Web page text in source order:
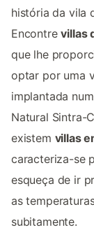
história da vila
Encontrevillas
que lhe
optar por uma
implantada
Natural Sintra-
existem villas
caracteriza-se
esqueça de ir
as
subitamente.